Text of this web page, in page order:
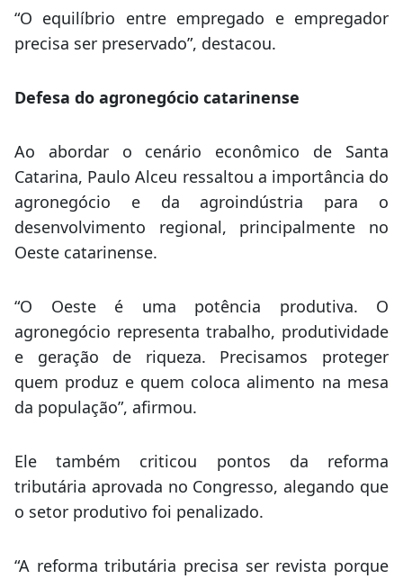
“O equilíbrio entre empregado e empregador
precisa ser preservado”, destacou.
Defesa do agronegócio catarinense
Ao abordar o cenário econômico de Santa
Catarina, Paulo Alceu ressaltou a importância do
agronegócio e da agroindústria para o
desenvolvimento regional, principalmente no
Oeste catarinense.
“O Oeste é uma potência produtiva. O
agronegócio representa trabalho, produtividade
e geração de riqueza. Precisamos proteger
quem produz e quem coloca alimento na mesa
da população”, afirmou.
Ele também criticou pontos da reforma
tributária aprovada no Congresso, alegando que
o setor produtivo foi penalizado.
“A reforma tributária precisa ser revista porque